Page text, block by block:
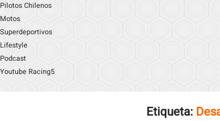
Pilotos Chilenos
Motos
Superdeportivos
Lifestyle
Podcast
Youtube Racing5
Etiqueta: